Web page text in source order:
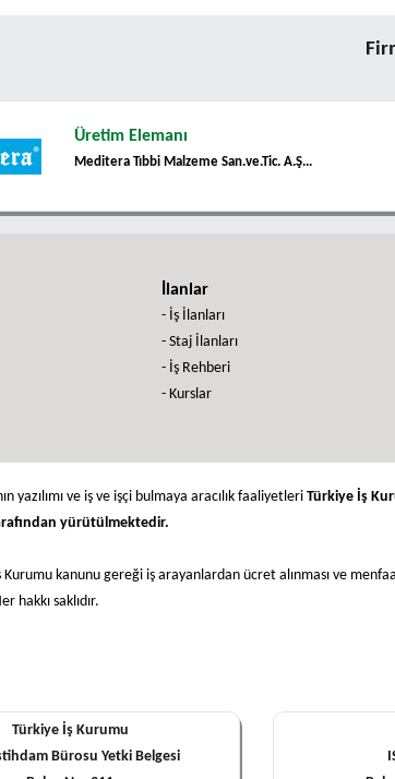
Üretim Elemanı
Meditera Tıbbi Malzeme San.ve.Tic. A.Ş...
İlanlar
- İş İlanları
- Staj İlanları
- İş Rehberi
- Kurslar
yazılımı ve iş ve işçi bulmaya aracılık faaliyetleri Türkiye İş
yürütülmektedir.
Kurumu kanunu gereği iş arayanlardan ücret alınması ve
hakkı saklıdır.
Türkiye İş Kurumu
Bürosu Yetki Belgesi